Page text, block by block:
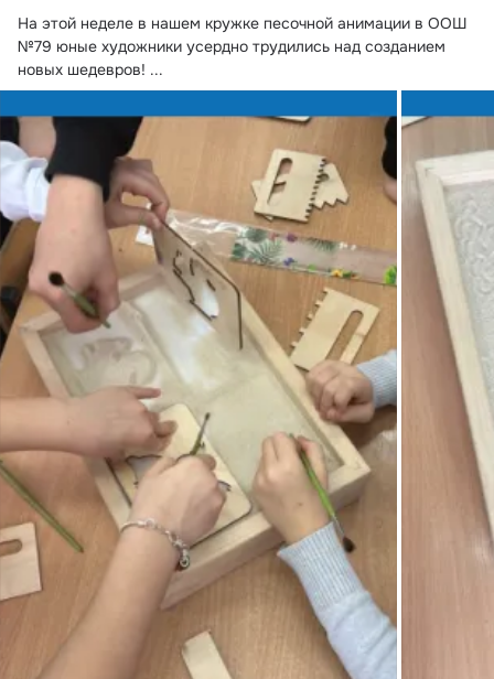
На этой неделе в нашем кружке песочной анимации в ООШ
№79 юные художники усердно трудились над созданием
новых шедевров! ...